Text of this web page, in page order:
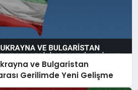
ve Bulgaristan
Gerilimde Yeni Gelişme